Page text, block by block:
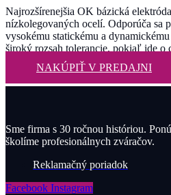
Najrozšírenejšia OK bázická
nízkolegovaných ocelí. Odporúča sa
vysokému statickému a
široký rozsah tolerancie, pokiaľ ide o
NAKÚPIŤ V PREDAJNI
Sme firma s 30 ročnou históriou.
školíme profesionálnych zváračov.
Reklamačný poriadok
Facebook Instagram